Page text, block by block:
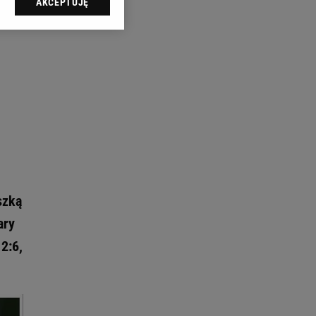
sp. z o.o., jej
swoje preferencje
celów identyfikacji.
reklam i treści,